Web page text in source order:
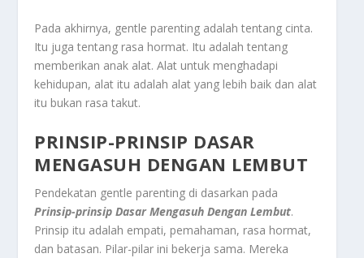
Pada akhirnya, gentle parenting adalah tentang cinta.
Itu juga tentang rasa hormat. Itu adalah tentang
memberikan anak alat. Alat untuk menghadapi
kehidupan, alat itu adalah alat yang lebih baik dan alat
itu bukan rasa takut.
PRINSIP-PRINSIP DASAR
MENGASUH DENGAN LEMBUT
Pendekatan gentle parenting di dasarkan pada
Prinsip-prinsip Dasar Mengasuh Dengan Lembut.
Prinsip itu adalah empati, pemahaman, rasa hormat,
dan batasan. Pilar-pilar ini bekerja sama. Mereka